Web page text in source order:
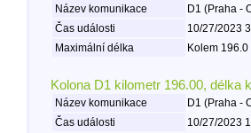
Název komunikace
D1 (Praha -
Čas události
10/27/2023
Maximální délka
Kolem
Kolona D1 kilometr 196.00, délka
Název komunikace
D1 (Praha -
Čas události
10/27/2023